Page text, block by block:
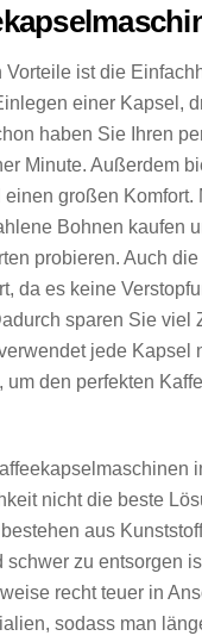
Vorteile ist die
einer Kapsel,
haben Sie Ihren
Minute. Außerdem
großen Komfort.
Bohnen kaufen
probieren.Auch die
da es keine
sparen Sie viel
jede Kapsel
um den perfekten
nicht die beste
aus
schwer zu entsorgen
recht teuer in
sodass man